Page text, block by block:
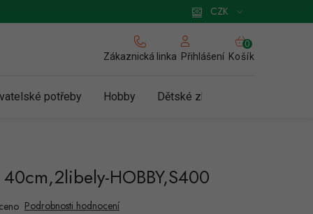
pro podnikatele Zásady používání cookies
CZK
Zákaznická linka Přihlášení
NÁKUPNÍ
KOŠÍK
Košík
potřeby Hobby Dětské zboží a hračky
HOBBY,S400
Podrobnosti hodnocení